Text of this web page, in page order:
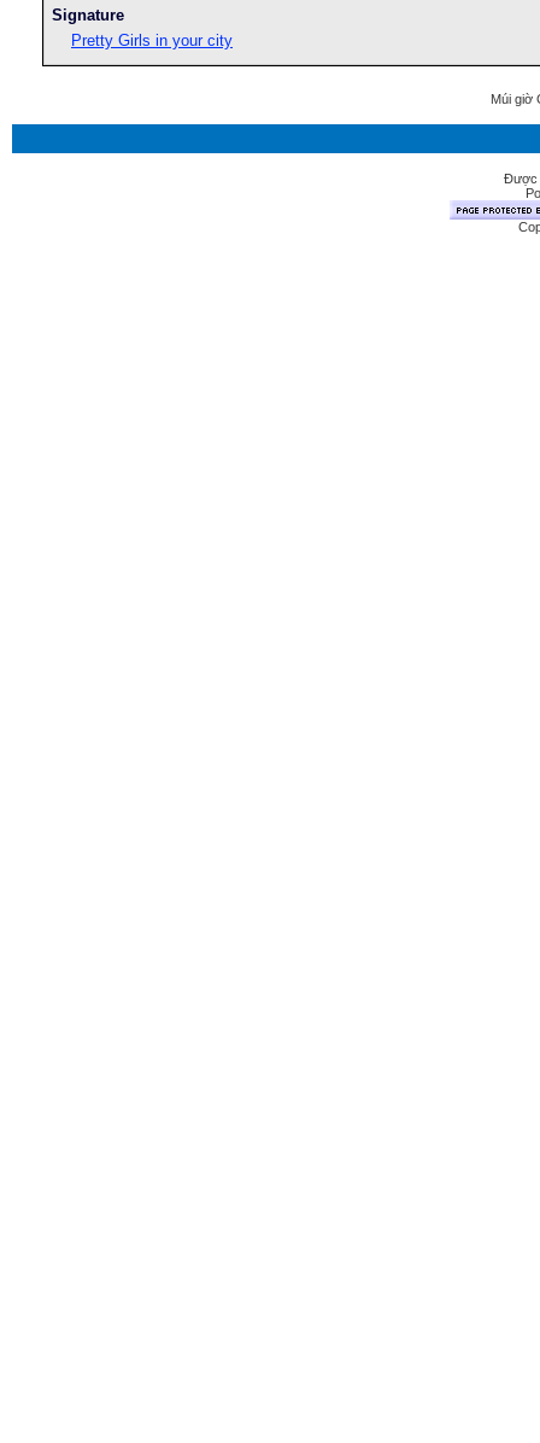
Signature
Pretty Girls in your city
Múi giờ
Được